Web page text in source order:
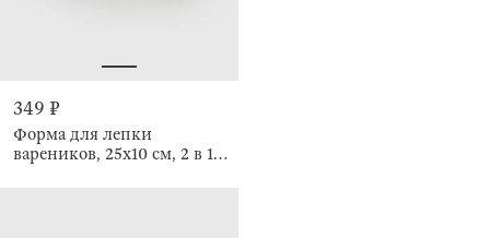
349 ₽
Форма для лепки
вареников, 25х10 см, 2 в 1,